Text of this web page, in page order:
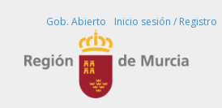
Gob. Abierto
Inicio sesión / Registro